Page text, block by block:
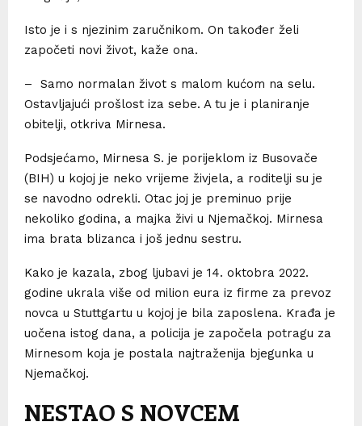
Isto je i s njezinim zaručnikom. On također želi
započeti novi život, kaže ona.
– Samo normalan život s malom kućom na selu.
Ostavljajući prošlost iza sebe. A tu je i planiranje
obitelji, otkriva Mirnesa.
Podsjećamo, Mirnesa S. je porijeklom iz Busovače
(BIH) u kojoj je neko vrijeme živjela, a roditelji su je
se navodno odrekli. Otac joj je preminuo prije
nekoliko godina, a majka živi u Njemačkoj. Mirnesa
ima brata blizanca i još jednu sestru.
Kako je kazala, zbog ljubavi je 14. oktobra 2022.
godine ukrala više od milion eura iz firme za prevoz
novca u Stuttgartu u kojoj je bila zaposlena. Krađa je
uočena istog dana, a policija je započela potragu za
Mirnesom koja je postala najtraženija bjegunka u
Njemačkoj.
NESTAO S NOVCEM